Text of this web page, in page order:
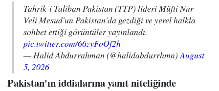
Tahrik-i Taliban Pakistan (TTP) lideri Müfti Nur
Veli Mesud'un Pakistan'da gezdiği ve yerel halkla
sohbet ettiği görüntüler yayınlandı.
pic.twitter.com/66zyFoOf2h
— Halid Abdurrahman (@halidabdurrhmn)August
5, 2026
Pakistan'ın iddialarına yanıt niteliğinde